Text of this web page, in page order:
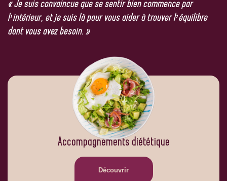
« Je suis convaincue que se sentir bien commence par
l’intérieur, et je suis là pour vous aider à trouver l’équilibre
dont vous avez besoin. »
Accompagnements diététique
Découvrir